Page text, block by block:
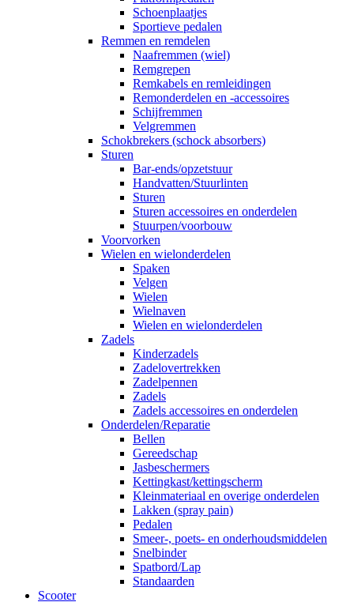
Schoenplaatjes
Sportieve pedalen
Remmen en remdelen
Naafremmen (wiel)
Remgrepen
Remkabels en remleidingen
Remonderdelen en -accessoires
Schijfremmen
Velgremmen
Schokbrekers (schock absorbers)
Sturen
Bar-ends/opzetstuur
Handvatten/Stuurlinten
Sturen
Sturen accessoires en onderdelen
Stuurpen/voorbouw
Voorvorken
Wielen en wielonderdelen
Spaken
Velgen
Wielen
Wielnaven
Wielen en wielonderdelen
Zadels
Kinderzadels
Zadelovertrekken
Zadelpennen
Zadels
Zadels accessoires en onderdelen
Onderdelen/Reparatie
Bellen
Gereedschap
Jasbeschermers
Kettingkast/kettingscherm
Kleinmateriaal en overige onderdelen
Lakken (spray pain)
Pedalen
Smeer-, poets- en onderhoudsmiddelen
Snelbinder
Spatbord/Lap
Standaarden
Scooter